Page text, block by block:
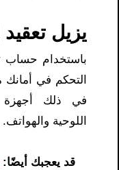
يزيل
التحكم في
في ذلك أجهزة
اللوحية والهواتف.
قد يعجبك أيضًا: